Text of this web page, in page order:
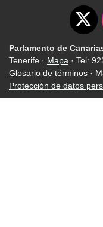
Parlamento de
Tenerife · Mapa · Tel:
Glosario de términos ·
Protección de datos